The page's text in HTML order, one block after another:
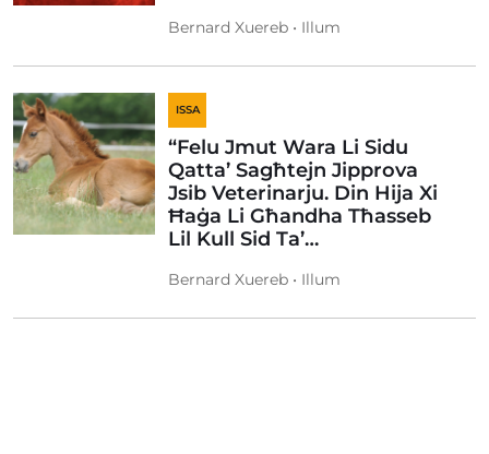
Bernard Xuereb • Illum
ISSA
“Felu Jmut Wara Li Sidu
Qatta’ Sagħtejn Jipprova
Jsib Veterinarju. Din Hija Xi
Ħaġa Li Għandha Tħasseb
Lil Kull Sid Ta’…
Bernard Xuereb • Illum